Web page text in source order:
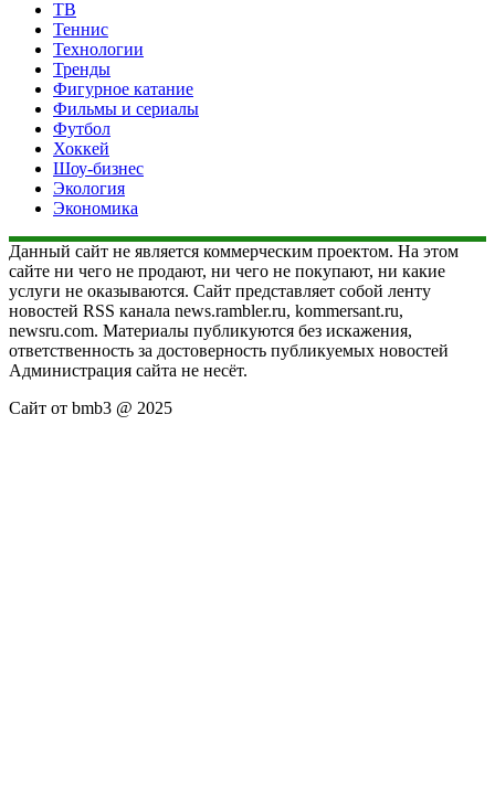
ТВ
Теннис
Технологии
Тренды
Фигурное катание
Фильмы и сериалы
Футбол
Хоккей
Шоу-бизнес
Экология
Экономика
Данный сайт не является коммерческим проектом. На этом
сайте ни чего не продают, ни чего не покупают, ни какие
услуги не оказываются. Сайт представляет собой ленту
новостей RSS канала news.rambler.ru, kommersant.ru,
newsru.com. Материалы публикуются без искажения,
ответственность за достоверность публикуемых новостей
Администрация сайта не несёт.
Сайт от bmb3 @ 2025